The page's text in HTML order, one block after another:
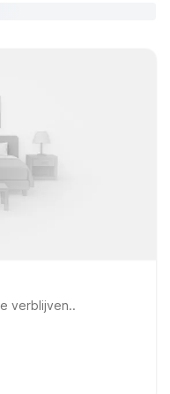
verblijven..